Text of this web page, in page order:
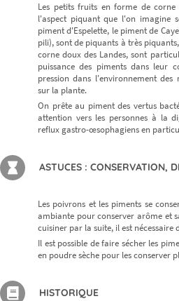
Les petits fruits en forme de
l'aspect piquant que l'on imagine
piment d'Espelette, le piment de
pili), sont de piquants à très
corne doux des Landes, sont
puissance des piments dans leur
pression dans l'environnement des
sur la plante.
On prête au piment des vertus
attention vers les personnes à la
reflux gastro-œsophagiens en
ASTUCES : CONSERVATION,
Les poivrons et les piments se
ambiante pour conserver arôme et
cuisiner par la suite, il est nécessaire
Il est possible de faire sécher les
en poudre sèche pour les conserver
HISTORIQUE